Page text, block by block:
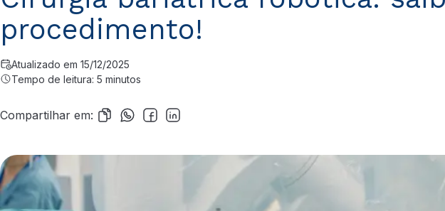
procedimento!
Atualizado em 15/12/2025
Tempo de leitura: 5 minutos
Compartilhar em: